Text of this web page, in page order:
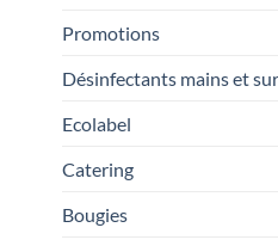
Promotions
Désinfectants mains et
Ecolabel
Catering
Bougies